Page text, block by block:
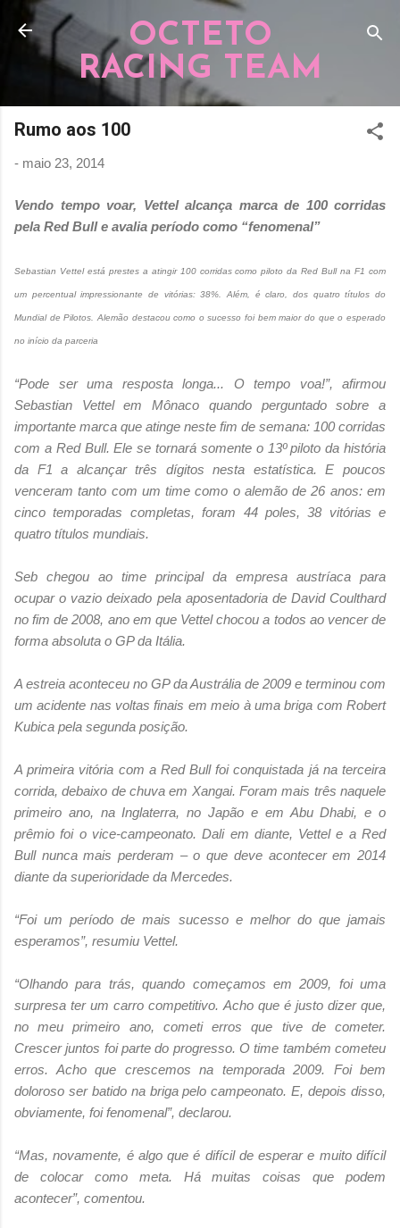
Pular para o conteúdo principal
OCTETO
RACING TEAM
Rumo aos 100
- maio 23, 2014
Vendo tempo voar, Vettel alcança marca de 100 corridas
pela Red Bull e avalia período como “fenomenal”
Sebastian Vettel está prestes a atingir 100 corridas como piloto da Red Bull na F1 com
um percentual impressionante de vitórias: 38%. Além, é claro, dos quatro títulos do
Mundial de Pilotos. Alemão destacou como o sucesso foi bem maior do que o esperado
no início da parceria
“Pode ser uma resposta longa... O tempo voa!”, afirmou
Sebastian Vettel em Mônaco quando perguntado sobre a
importante marca que atinge neste fim de semana: 100 corridas
com a Red Bull. Ele se tornará somente o 13º piloto da história
da F1 a alcançar três dígitos nesta estatística. E poucos
venceram tanto com um time como o alemão de 26 anos: em
cinco temporadas completas, foram 44 poles, 38 vitórias e
quatro títulos mundiais.
Seb chegou ao time principal da empresa austríaca para
ocupar o vazio deixado pela aposentadoria de David Coulthard
no fim de 2008, ano em que Vettel chocou a todos ao vencer de
forma absoluta o GP da Itália.
A estreia aconteceu no GP da Austrália de 2009 e terminou com
um acidente nas voltas finais em meio à uma briga com Robert
Kubica pela segunda posição.
A primeira vitória com a Red Bull foi conquistada já na terceira
corrida, debaixo de chuva em Xangai. Foram mais três naquele
primeiro ano, na Inglaterra, no Japão e em Abu Dhabi, e o
prêmio foi o vice-campeonato. Dali em diante, Vettel e a Red
Bull nunca mais perderam – o que deve acontecer em 2014
diante da superioridade da Mercedes.
“Foi um período de mais sucesso e melhor do que jamais
esperamos”, resumiu Vettel.
“Olhando para trás, quando começamos em 2009, foi uma
surpresa ter um carro competitivo. Acho que é justo dizer que,
no meu primeiro ano, cometi erros que tive de cometer.
Crescer juntos foi parte do progresso. O time também cometeu
erros. Acho que crescemos na temporada 2009. Foi bem
doloroso ser batido na briga pelo campeonato. E, depois disso,
obviamente, foi fenomenal”, declarou.
“Mas, novamente, é algo que é difícil de esperar e muito difícil
de colocar como meta. Há muitas coisas que podem
acontecer”, comentou.